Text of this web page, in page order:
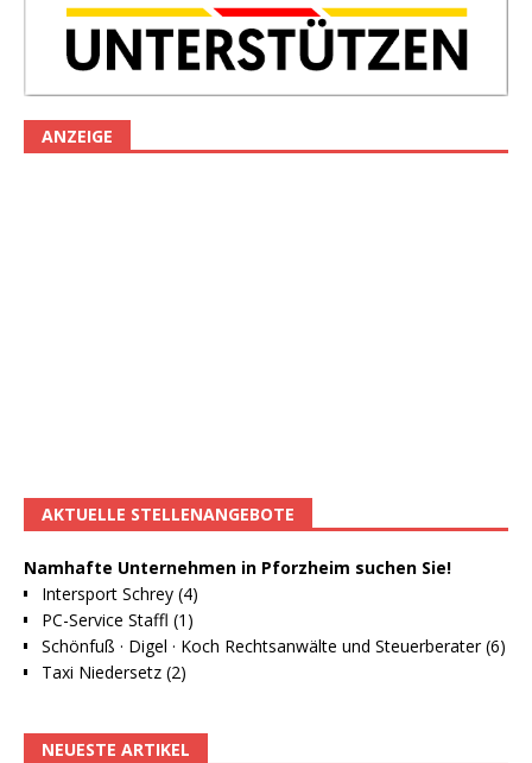
ANZEIGE
AKTUELLE STELLENANGEBOTE
Namhafte Unternehmen in Pforzheim suchen Sie!
Intersport Schrey (4)
PC-Service Staffl (1)
Schönfuß · Digel · Koch Rechtsanwälte und Steuerberater (6)
Taxi Niedersetz (2)
NEUESTE ARTIKEL